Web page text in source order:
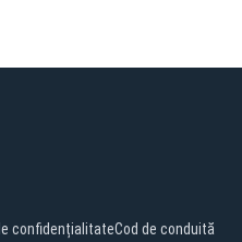
confidențialitateCod de conduită